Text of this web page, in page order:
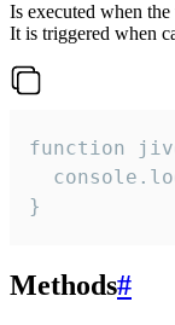
Is executed when
It is triggered when
function
}
Methods#